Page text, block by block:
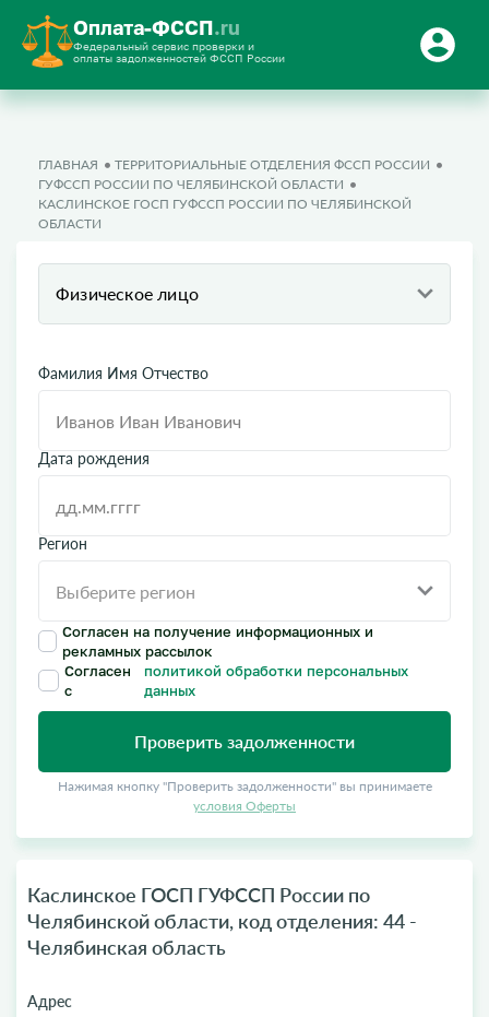
Оплата-ФССП.ru
Федеральный сервис проверки и
оплаты задолженностей ФССП России
ГЛАВНАЯ
ТЕРРИТОРИАЛЬНЫЕ ОТДЕЛЕНИЯ ФССП РОССИИ
ГУФССП РОССИИ ПО ЧЕЛЯБИНСКОЙ ОБЛАСТИ
КАСЛИНСКОЕ ГОСП ГУФССП РОССИИ ПО ЧЕЛЯБИНСКОЙ
ОБЛАСТИ
Физическое лицо
Фамилия Имя Отчество
Дата рождения
Регион
Согласен на получение информационных и
рекламных рассылок
Согласен
с
политикой обработки персональных
данных
Проверить задолженности
Нажимая кнопку "Проверить задолженности" вы принимаете
условия Оферты
Каслинское ГОСП ГУФССП России по
Челябинской области, код отделения: 44 -
Челябинская область
Адрес